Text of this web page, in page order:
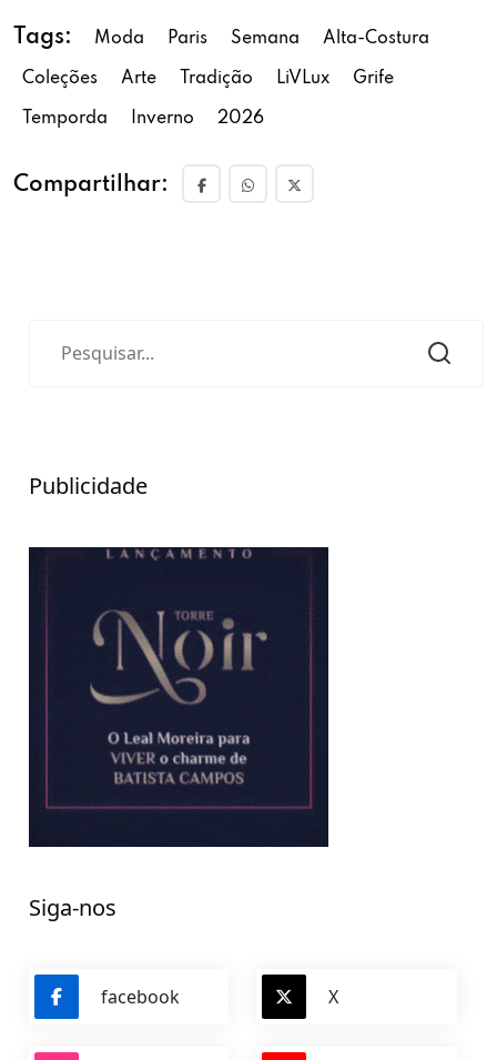
Tags: Moda Paris Semana Alta-Costura
Coleções Arte Tradição LiVLux Grife
Temporda Inverno 2026
Compartilhar:
Publicidade
Siga-nos
facebook X